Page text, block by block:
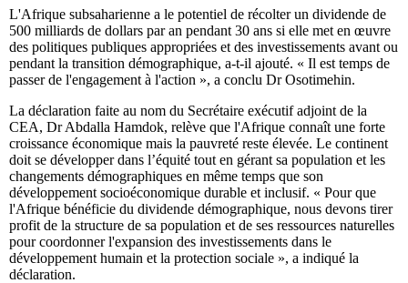
L'Afrique subsaharienne a le potentiel de récolter un dividende de
500 milliards de dollars par an pendant 30 ans si elle met en œuvre
des politiques publiques appropriées et des investissements avant ou
pendant la transition démographique, a-t-il ajouté. « Il est temps de
passer de l'engagement à l'action », a conclu Dr Osotimehin.
La déclaration faite au nom du Secrétaire exécutif adjoint de la
CEA, Dr Abdalla Hamdok, relève que l'Afrique connaît une forte
croissance économique mais la pauvreté reste élevée. Le continent
doit se développer dans l’équité tout en gérant sa population et les
changements démographiques en même temps que son
développement socioéconomique durable et inclusif. « Pour que
l'Afrique bénéficie du dividende démographique, nous devons tirer
profit de la structure de sa population et de ses ressources naturelles
pour coordonner l'expansion des investissements dans le
développement humain et la protection sociale », a indiqué la
déclaration.